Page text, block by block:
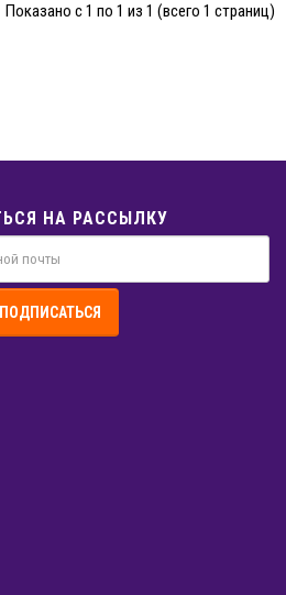
Показано с 1 по 1 из 1 (всего 1 страниц)
НА РАССЫЛКУ
ПОДПИСАТЬСЯ